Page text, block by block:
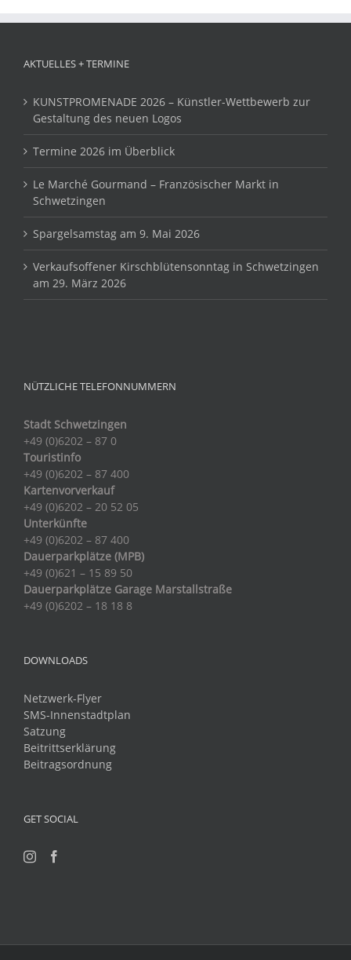
AKTUELLES + TERMINE
KUNSTPROMENADE 2026 – Künstler-Wettbewerb zur
Gestaltung des neuen Logos
Termine 2026 im Überblick
Le Marché Gourmand – Französischer Markt in
Schwetzingen
Spargelsamstag am 9. Mai 2026
Verkaufsoffener Kirschblütensonntag in Schwetzingen
am 29. März 2026
NÜTZLICHE TELEFONNUMMERN
Stadt Schwetzingen
+49 (0)6202 – 87 0
Touristinfo
+49 (0)6202 – 87 400
Kartenvorverkauf
+49 (0)6202 – 20 52 05
Unterkünfte
+49 (0)6202 – 87 400
Dauerparkplätze (MPB)
+49 (0)621 – 15 89 50
Dauerparkplätze Garage Marstallstraße
+49 (0)6202 – 18 18 8
DOWNLOADS
Netzwerk-Flyer
SMS-Innenstadtplan
Satzung
Beitrittserklärung
Beitragsordnung
GET SOCIAL